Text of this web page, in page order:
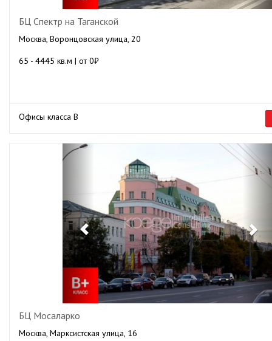
БЦ Спектр на Таганской
Москва, Воронцовская улица, 20
65 - 4445 кв.м | от 0₽
Офисы класса B
Previous
БЦ Мосаларко
Москва, Марксистская улица, 16